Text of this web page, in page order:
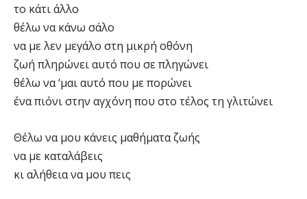
το κάτι άλλο
θέλω να κάνω σάλο
να με λεν μεγάλο στη μικρή οθόνη
ζωή πληρώνει αυτό που σε πληγώνει
θέλω να ‘μαι αυτό που με πορώνει
ένα πιόνι στην αγχόνη που στο τέλος τη γλιτώνει
Θέλω να μου κάνεις μαθήματα ζωής
να με καταλάβεις
κι αλήθεια να μου πεις